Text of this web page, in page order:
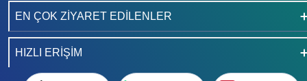
EN ÇOK ZİYARET EDİLENLER
HIZLI ERİŞİM